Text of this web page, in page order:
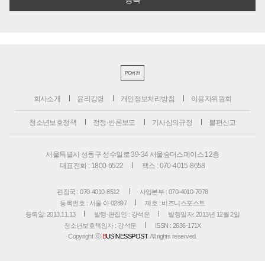
PC버전
회사소개 윤리강령 개인정보처리방침 이용자위원회
청소년보호정책 정정·반론보도 기사심의규정 불편신고
서울특별시 성동구 성수일로 39-34 서울숲더스페이스 12층
대표전화 : 1800-6522
팩스 : 070-4015-8658
편집국 : 070-4010-8512
사업본부 : 070-4010-7078
등록번호 : 서울 아 02897
제호 : 비즈니스포스트
등록일: 2013.11.13
발행·편집인 : 강석운
발행일자: 2013년 12월 2일
청소년보호책임자 : 강석운
ISSN : 2636-171X
Copyright ⓒ BUSINESSPOST. All rights reserved.